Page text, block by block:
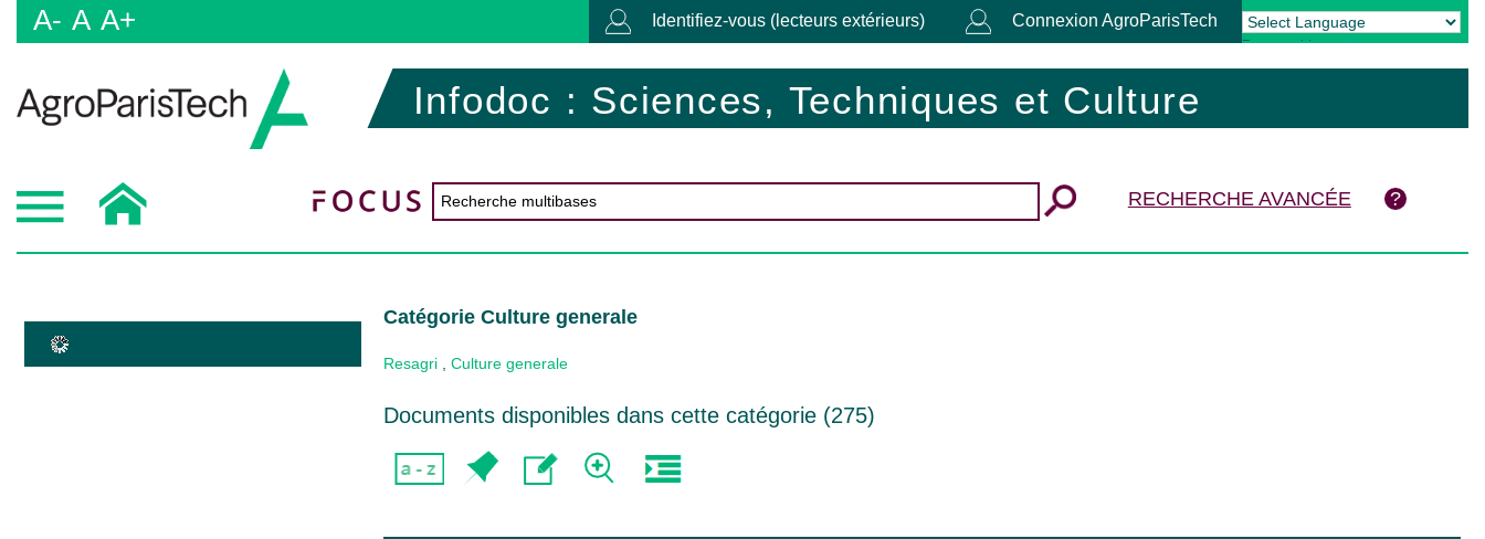
A- A A+ Identifiez-vous (lecteurs extérieurs) Connexion AgroParisTech
Powered by Translate
Infodoc : Sciences, Techniques et Culture
RECHERCHE AVANCÉE
Catégorie Culture generale
Resagri Culture generale
Documents disponibles dans cette catégorie (275)